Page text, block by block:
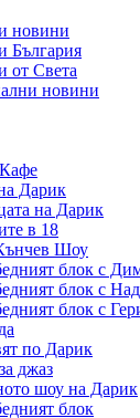
новини
България
от Света
новини
Дарик
на Дарик
в 18
Шоу
блок с
блок с
блок с
по Дарик
джаз
шоу на Дарик
блок